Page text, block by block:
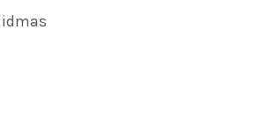
idmas